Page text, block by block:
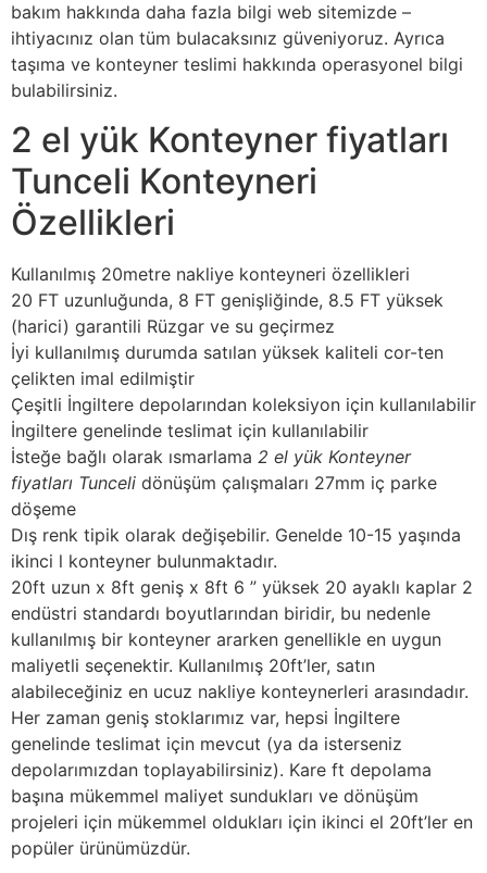
bakım hakkında daha fazla bilgi web sitemizde –
ihtiyacınız olan tüm bulacaksınız güveniyoruz. Ayrıca
taşıma ve konteyner teslimi hakkında operasyonel bilgi
bulabilirsiniz.
2 el yük Konteyner fiyatları
Tunceli Konteyneri
Özellikleri
Kullanılmış 20metre nakliye konteyneri özellikleri
20 FT uzunluğunda, 8 FT genişliğinde, 8.5 FT yüksek
(harici) garantili Rüzgar ve su geçirmez
İyi kullanılmış durumda satılan yüksek kaliteli cor-ten
çelikten imal edilmiştir
Çeşitli İngiltere depolarından koleksiyon için kullanılabilir
İngiltere genelinde teslimat için kullanılabilir
İsteğe bağlı olarak ısmarlama 2 el yük Konteyner
fiyatları Tunceli dönüşüm çalışmaları 27mm iç parke
döşeme
Dış renk tipik olarak değişebilir. Genelde 10-15 yaşında
ikinci l konteyner bulunmaktadır.
20ft uzun x 8ft geniş x 8ft 6 ” yüksek 20 ayaklı kaplar 2
endüstri standardı boyutlarından biridir, bu nedenle
kullanılmış bir konteyner ararken genellikle en uygun
maliyetli seçenektir. Kullanılmış 20ft’ler, satın
alabileceğiniz en ucuz nakliye konteynerleri arasındadır.
Her zaman geniş stoklarımız var, hepsi İngiltere
genelinde teslimat için mevcut (ya da isterseniz
depolarımızdan toplayabilirsiniz). Kare ft depolama
başına mükemmel maliyet sundukları ve dönüşüm
projeleri için mükemmel oldukları için ikinci el 20ft’ler en
popüler ürünümüzdür.